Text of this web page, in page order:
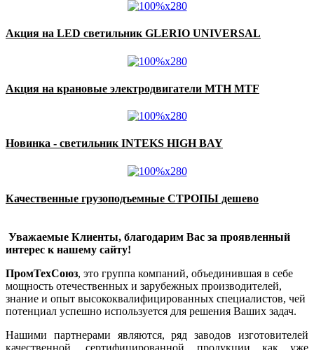
Акция на LED светильник GLERIO UNIVERSAL
Акция на крановые электродвигатели MTH MTF
Новинка - светильник INTEKS HIGH BAY
Качественные грузоподъемные СТРОПЫ дешево
Уважаемые Клиенты, благодарим Вас за проявленный
интерес к нашему сайту!
ПромТехСоюз, это группа компаний, объединившая в себе
мощность отечественных и зарубежных производителей,
знание и опыт высококвалифицированных специалистов, чей
потенциал успешно используется для решения Ваших задач.
Нашими партнерами являются, ряд заводов изготовителей